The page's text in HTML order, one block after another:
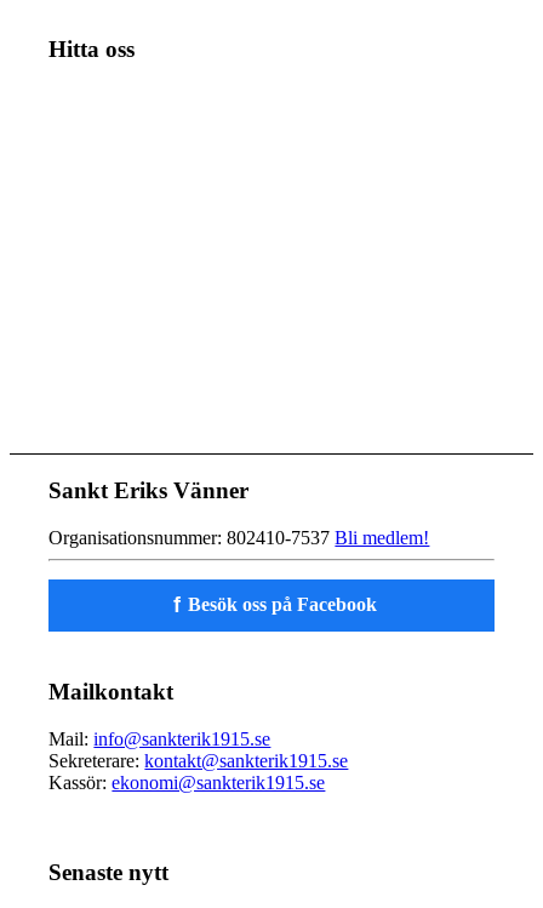
Hitta oss
Sankt Eriks Vänner
Organisationsnummer: 802410-7537Bli medlem!
f Besök oss på Facebook
Mailkontakt
Mail:info@sankterik1915.se
Sekreterare:kontakt@sankterik1915.se
Kassör:ekonomi@sankterik1915.se
Senaste nytt